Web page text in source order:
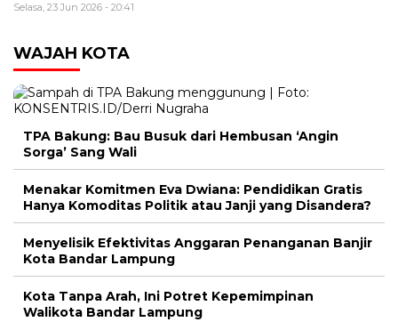
Selasa, 23 Jun 2026 - 20:41
WAJAH KOTA
TPA Bakung: Bau Busuk dari Hembusan ‘Angin
Sorga’ Sang Wali
Menakar Komitmen Eva Dwiana: Pendidikan Gratis
Hanya Komoditas Politik atau Janji yang Disandera?
Menyelisik Efektivitas Anggaran Penanganan Banjir
Kota Bandar Lampung
Kota Tanpa Arah, Ini Potret Kepemimpinan
Walikota Bandar Lampung